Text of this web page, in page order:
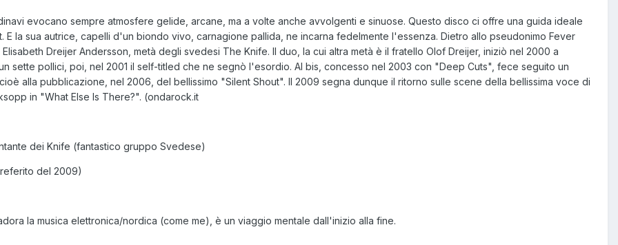
evocano sempre atmosfere gelide, arcane, ma a volte anche avvolgenti e sinuose. Questo disco ci offre una guida ideale
E la sua autrice, capelli d'un biondo vivo, carnagione pallida, ne incarna fedelmente l'essenza. Dietro allo pseudonimo Fever
Dreijer Andersson, metà degli svedesi The Knife. Il duo, la cui altra metà è il fratello Olof Dreijer, iniziò nel 2000 a
sette pollici, poi, nel 2001 il self-titled che ne segnò l'esordio. Al bis, concesso nel 2003 con "Deep Cuts", fece seguito un
alla pubblicazione, nel 2006, del bellissimo "Silent Shout". Il 2009 segna dunque il ritorno sulle scene della bellissima voce di
in "What Else Is There?". (ondarock.it
dei Knife (fantastico gruppo Svedese)
del 2009)
la musica elettronica/nordica (come me), è un viaggio mentale dall'inizio alla fine.